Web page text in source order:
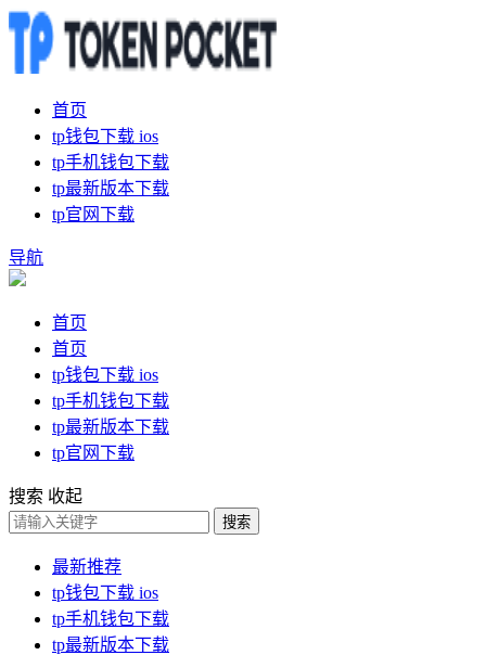
首页
tp钱包下载 ios
tp手机钱包下载
tp最新版本下载
tp官网下载
导航
首页
首页
tp钱包下载 ios
tp手机钱包下载
tp最新版本下载
tp官网下载
搜索 收起
搜索
最新推荐
tp钱包下载 ios
tp手机钱包下载
tp最新版本下载